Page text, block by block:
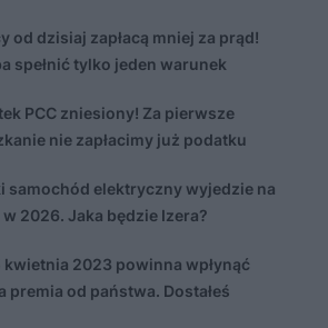
od dzisiaj zapłacą mniej za prąd!
spełnić tylko jeden warunek
PCC zniesiony! Za pierwsze
nie zapłacimy już podatku
samochód elektryczny wyjedzie na
2026. Jaka będzie Izera?
kwietnia 2023 powinna wpłynąć
premia od państwa. Dostałeś